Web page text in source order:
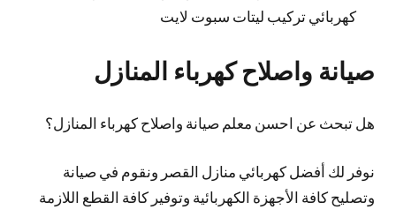
كهربائي تركيب ليتات سبوت لايت
صيانة واصلاح كهرباء المنازل
هل تبحث عن احسن معلم صيانة واصلاح كهرباء المنازل؟
نوفر لك أفضل كهربائي منازل القصر ونقوم في صيانة
وتصليح كافة الأجهزة الكهربائية وتوفير كافة القطع اللازمة